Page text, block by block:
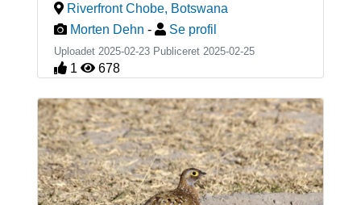
Riverfront Chobe, Botswana
Morten Dehn - Se profil
Uploadet 2025-02-23 Publiceret 2025-02-25
1 678